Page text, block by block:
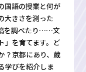
国語の授業と何が
大きさを測った
を調べたり……文
」を育てます。ど
？京都にあり、蔵
学びを紹介しま